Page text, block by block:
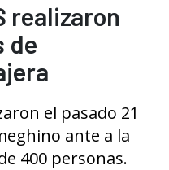
realizaron
de
el pasado 21
ante a la
400 personas.